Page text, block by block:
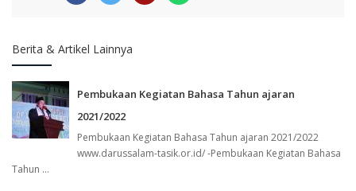
Berita & Artikel Lainnya
Pembukaan Kegiatan Bahasa Tahun ajaran
2021/2022
Pembukaan Kegiatan Bahasa Tahun ajaran 2021/2022
www.darussalam-tasik.or.id/ -Pembukaan Kegiatan Bahasa
Tahun ...